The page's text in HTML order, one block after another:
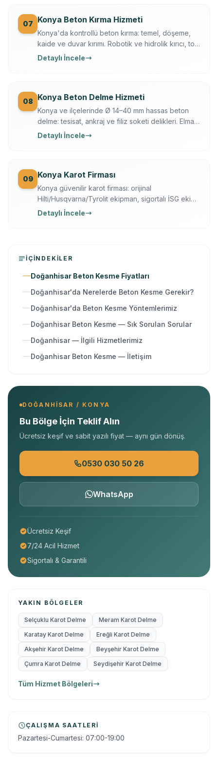
07 Konya Beton Kırma Hizmeti
Konya'da kontrollü beton kırma: temel, döşeme,
kaide ve duvar kırımı. Robotik ve hidrolik kırıcı, toz
bastırma, moloz dahil, sigortalı operasyon.
Detaylı İncele
08 Konya Beton Delme Hizmeti
Konya ve ilçelerinde Ø 14–40 mm hassas beton
delme: tesisat, ankraj ve filiz soketi delikleri. Elmas
karot + darbeli teknik, Ferroscan ile donatı
Detaylı İncele
09 Konya Karot Firması
Konya güvenilir karot firması: orijinal
Hilti/Husqvarna/Tyrolit ekipman, sigortalı İSG ekip,
yazılı garanti, 7/24 ücretsiz keşif. Karot delme,
Detaylı İncele
İÇINDEKILER
Doğanhisar Beton Kesme Fiyatları
Doğanhisar'da Nerelerde Beton Kesme Gerekir?
Doğanhisar'da Beton Kesme Yöntemlerimiz
Doğanhisar Beton Kesme — Sık Sorulan Sorular
Doğanhisar — İlgili Hizmetlerimiz
Doğanhisar Beton Kesme — İletişim
DOĞANHISAR / KONYA
Bu Bölge İçin Teklif Alın
Ücretsiz keşif ve sabit yazılı fiyat — aynı gün dönüş.
0530 030 50 26
WhatsApp
Ücretsiz Keşif
7/24 Acil Hizmet
Sigortalı & Garantili
YAKIN BÖLGELER
Selçuklu Karot Delme
Meram Karot Delme
Karatay Karot Delme
Ereğli Karot Delme
Akşehir Karot Delme
Beyşehir Karot Delme
Çumra Karot Delme
Seydişehir Karot Delme
Tüm Hizmet Bölgeleri
ÇALIŞMA SAATLERI
Pazartesi-Cumartesi: 07:00-19:00